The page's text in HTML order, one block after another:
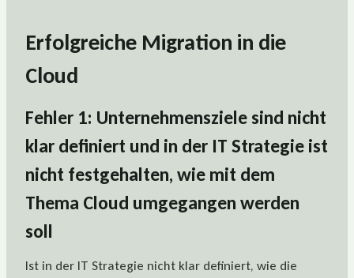
Erfolgreiche Migration in die
Cloud
Fehler 1: Unternehmensziele sind nicht
klar definiert und in der IT Strategie ist
nicht festgehalten, wie mit dem
Thema Cloud umgegangen werden
soll
Ist in der IT Strategie nicht klar definiert, wie die